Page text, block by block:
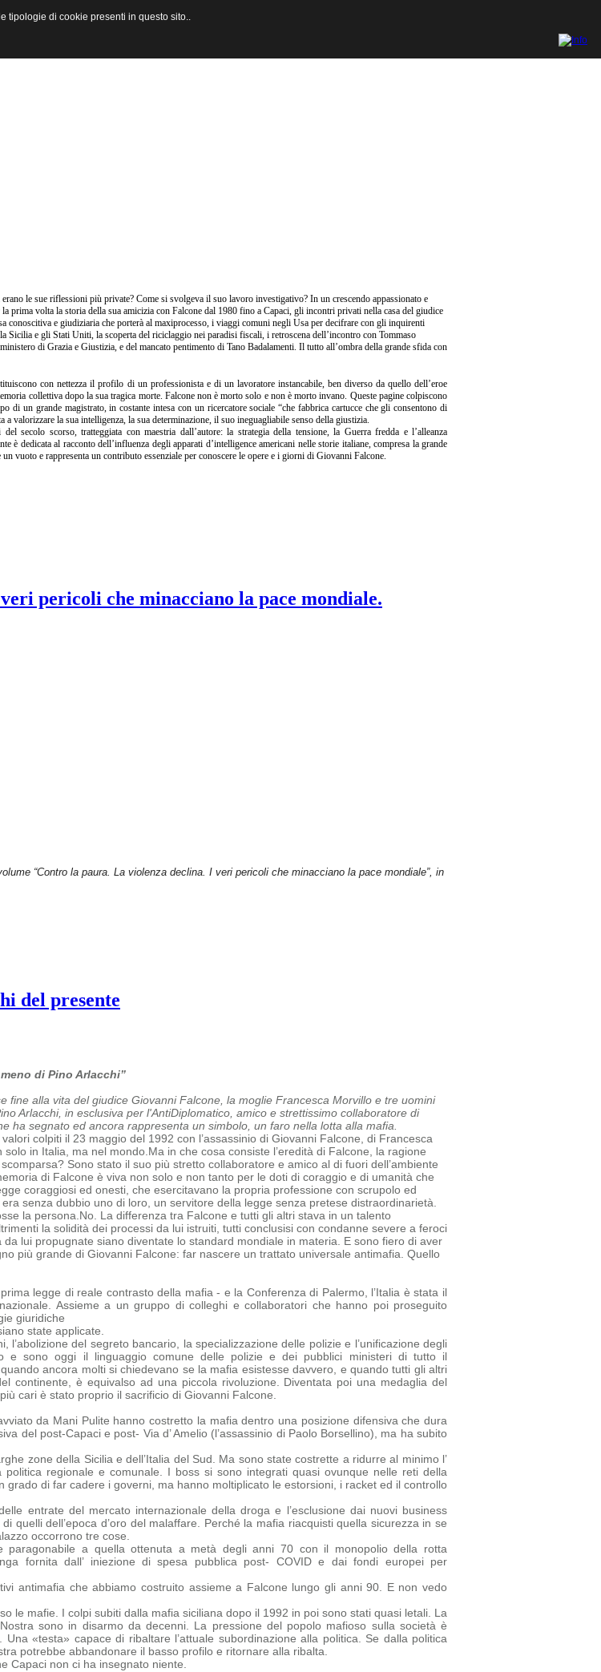
le sue riflessioni più private? Come si svolgeva il suo lavoro investigativo? In un crescendo appassionato e
prima volta la storia della sua amicizia con Falcone dal 1980 fino a Capaci, gli incontri privati nella casa del giudice
conoscitiva e giudiziaria che porterà al maxiprocesso, i viaggi comuni negli Usa per decifrare con gli inquirenti
Sicilia e gli Stati Uniti, la scoperta del riciclaggio nei paradisi fiscali, i retroscena dell’incontro con Tommaso
di Grazia e Giustizia, e del mancato pentimento di Tano Badalamenti. Il tutto all’ombra della grande sfida con
con nettezza il profilo di un professionista e di un lavoratore instancabile, ben diverso da quello dell’eroe
collettiva dopo la sua tragica morte. Falcone non è morto solo e non è morto invano. Queste pagine colpiscono
di un grande magistrato, in costante intesa con un ricercatore sociale “che fabbrica cartucce che gli consentono di
valorizzare la sua intelligenza, la sua determinazione, il suo ineguagliabile senso della giustizia.
secolo scorso, tratteggiata con maestria dall’autore: la strategia della tensione, la Guerra fredda e l’alleanza
è dedicata al racconto dell’influenza degli apparati d’intelligence americani nelle storie italiane, compresa la grande
vuoto e rappresenta un contributo essenziale per conoscere le opere e i giorni di Giovanni Falcone.
pericoli che minacciano la pace mondiale.
“Contro la paura. La violenza declina. I veri pericoli che minacciano la pace mondiale”, in
del presente
di Pino Arlacchi”
alla vita del giudice Giovanni Falcone, la moglie Francesca Morvillo e tre uomini
Arlacchi, in esclusiva per l'AntiDiplomatico, amico e strettissimo collaboratore di
ha segnato ed ancora rappresenta un simbolo, un faro nella lotta alla mafia.
colpiti il 23 maggio del 1992 con l’assassinio di Giovanni Falcone, di Francesca
in Italia, ma nel mondo.Ma in che cosa consiste l’eredità di Falcone, la ragione
Sono stato il suo più stretto collaboratore e amico al di fuori dell’ambiente
di Falcone è viva non solo e non tanto per le doti di coraggio e di umanità che
coraggiosi ed onesti, che esercitavano la propria professione con scrupolo ed
senza dubbio uno di loro, un servitore della legge senza pretese distraordinarietà.
la persona.No. La differenza tra Falcone e tutti gli altri stava in un talento
la solidità dei processi da lui istruiti, tutti conclusisi con condanne severe a feroci
lui propugnate siano diventate lo standard mondiale in materia. E sono fiero di aver
più grande di Giovanni Falcone: far nascere un trattato universale antimafia. Quello
legge di reale contrasto della mafia - e la Conferenza di Palermo, l’Italia è stata il
Assieme a un gruppo di colleghi e collaboratori che hanno poi proseguito
giuridiche
state applicate.
del segreto bancario, la specializzazione delle polizie e l’unificazione degli
e sono oggi il linguaggio comune delle polizie e dei pubblici ministeri di tutto il
ancora molti si chiedevano se la mafia esistesse davvero, e quando tutti gli altri
continente, è equivalso ad una piccola rivoluzione. Diventata poi una medaglia del
cari è stato proprio il sacrificio di Giovanni Falcone.
da Mani Pulite hanno costretto la mafia dentro una posizione difensiva che dura
del post-Capaci e post- Via d’ Amelio (l’assassinio di Paolo Borsellino), ma ha subito
zone della Sicilia e dell’Italia del Sud. Ma sono state costrette a ridurre al minimo l’
regionale e comunale. I boss si sono integrati quasi ovunque nelle reti della
grado di far cadere i governi, ma hanno moltiplicato le estorsioni, i racket ed il controllo
entrate del mercato internazionale della droga e l’esclusione dai nuovi business
quelli dell’epoca d’oro del malaffare. Perché la mafia riacquisti quella sicurezza in se
occorrono tre cose.
paragonabile a quella ottenuta a metà degli anni 70 con il monopolio della rotta
fornita dall’ iniezione di spesa pubblica post- COVID e dai fondi europei per
antimafia che abbiamo costruito assieme a Falcone lungo gli anni 90. E non vedo
le mafie. I colpi subiti dalla mafia siciliana dopo il 1992 in poi sono stati quasi letali. La
sono in disarmo da decenni. La pressione del popolo mafioso sulla società è
«testa» capace di ribaltare l’attuale subordinazione alla politica. Se dalla politica
potrebbe abbandonare il basso profilo e ritornare alla ribalta.
Capaci non ci ha insegnato niente.
tipologie di cookie presenti in questo sito..